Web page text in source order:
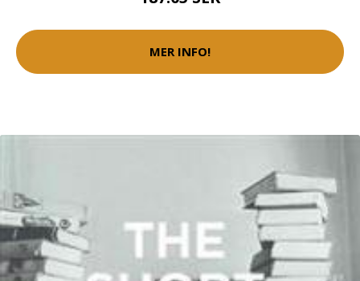
MER INFO!